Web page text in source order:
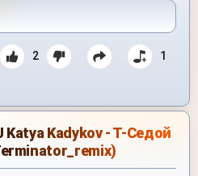
2 1
Katya Kadykov - T-Седой